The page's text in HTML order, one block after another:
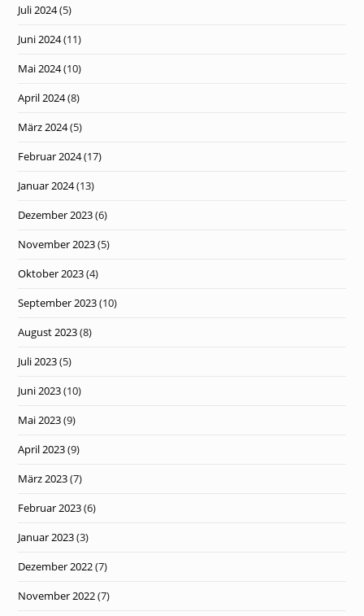
Juli 2024(5)
Juni 2024(11)
Mai 2024(10)
April 2024(8)
März 2024(5)
Februar 2024(17)
Januar 2024(13)
Dezember 2023(6)
November 2023(5)
Oktober 2023(4)
September 2023(10)
August 2023(8)
Juli 2023(5)
Juni 2023(10)
Mai 2023(9)
April 2023(9)
März 2023(7)
Februar 2023(6)
Januar 2023(3)
Dezember 2022(7)
November 2022(7)